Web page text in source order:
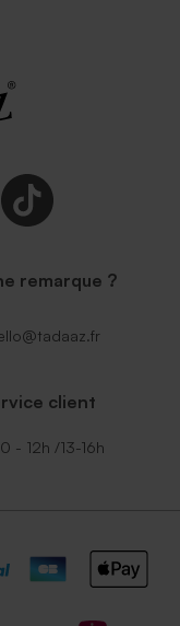
remarque ?
client
- 12h /13-16h